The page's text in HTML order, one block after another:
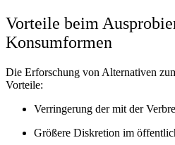
Vorteile beim
Konsumformen
Die Erforschung von Alternativen
Vorteile:
Verringerung der mit der
Größere Diskretion im